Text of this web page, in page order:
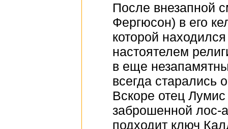
После внезапной
Фергюсон) в его
которой
настоятелем
в еще
всегда старались
Вскоре отец
заброшенной лос-
подходит ключ